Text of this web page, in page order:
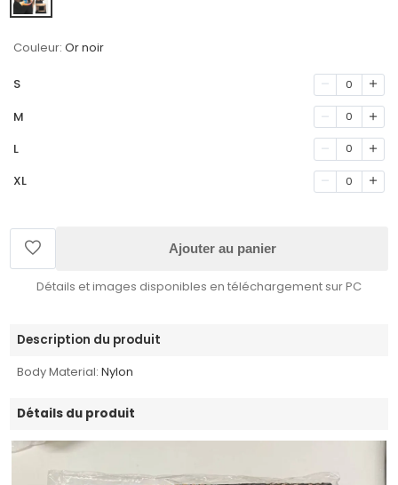
Couleur: Or noir
S 0
M 0
L 0
XL 0
Ajouter au panier
Détails et images disponibles en téléchargement sur PC
Description du produit
Body Material: Nylon
Détails du produit